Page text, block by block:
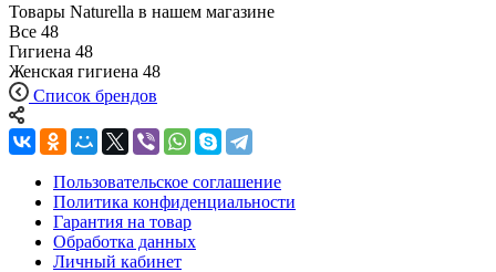
Товары Naturella в нашем магазине
Все 48
Гигиена 48
Женская гигиена 48
Список брендов
Пользовательское соглашение
Политика конфиденциальности
Гарантия на товар
Обработка данных
Личный кабинет